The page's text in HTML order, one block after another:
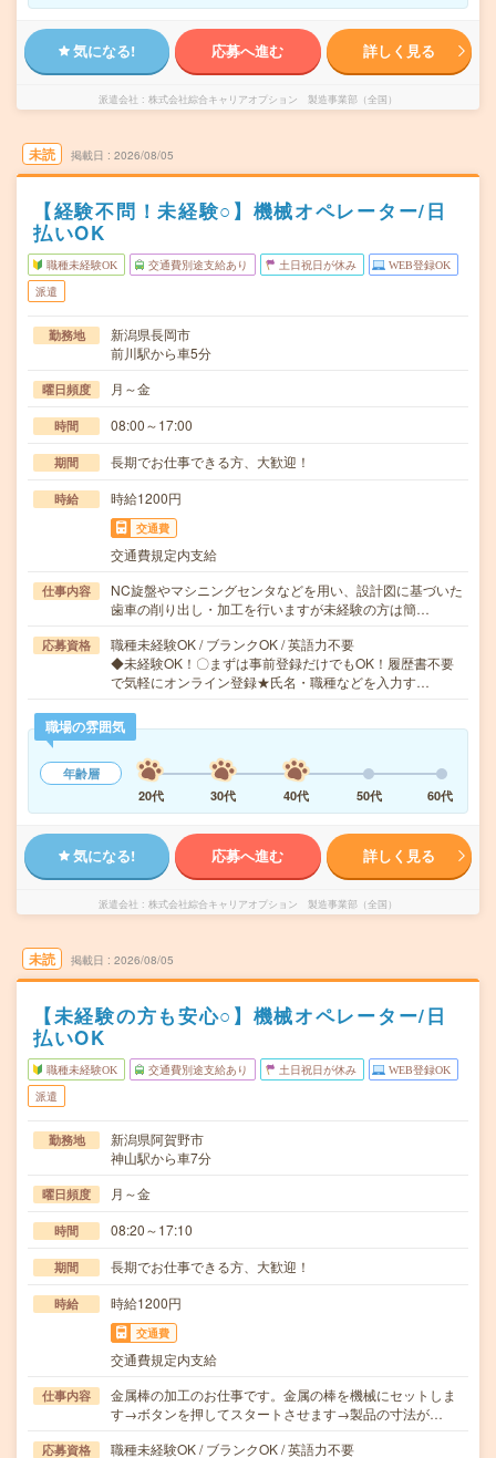
気になる! 応募へ進む 詳しく見る
派遣会社 株式会社綜合キャリアオプション 製造事業部（全国）
未読 掲載日 2026/08/05
【経験不問！未経験○】機械オペレーター/日
払いOK
職種未経験OK 交通費別途支給あり 土日祝日が休み WEB登録OK
派遣
勤務地
新潟県長岡市
前川駅から車5分
曜日頻度 月～金
時間 08:00～17:00
期間 長期でお仕事できる方、大歓迎！
時給 時給1200円
交通費
交通費規定内支給
仕事内容
NC旋盤やマシニングセンタなどを用い、設計図に基づいた
歯車の削り出し・加工を行いますが未経験の方は簡…
応募資格
職種未経験OK / ブランクOK / 英語力不要
◆未経験OK！〇まずは事前登録だけでもOK！履歴書不要
で気軽にオンライン登録★氏名・職種などを入力す…
職場の雰囲気
年齢層
20代
30代 40代 50代 60代
気になる! 応募へ進む 詳しく見る
派遣会社 株式会社綜合キャリアオプション 製造事業部（全国）
未読 掲載日 2026/08/05
【未経験の方も安心○】機械オペレーター/日
払いOK
職種未経験OK 交通費別途支給あり 土日祝日が休み WEB登録OK
派遣
勤務地
新潟県阿賀野市
神山駅から車7分
曜日頻度 月～金
時間 08:20～17:10
期間 長期でお仕事できる方、大歓迎！
時給 時給1200円
交通費
交通費規定内支給
仕事内容
金属棒の加工のお仕事です。金属の棒を機械にセットしま
す→ボタンを押してスタートさせます→製品の寸法が…
応募資格
職種未経験OK / ブランクOK / 英語力不要